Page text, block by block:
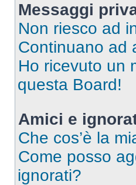
Messaggi
Non riesco ad
Continuano ad
Ho ricevuto un
questa Board!
Amici e
Che cos’è la
Come posso
ignorati?